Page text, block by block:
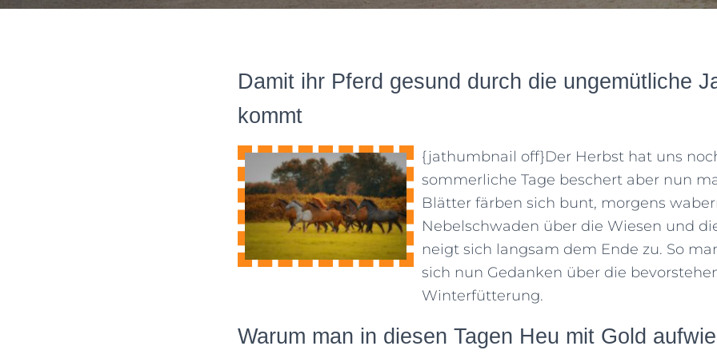
Damit ihr Pferd gesund durch die ungemütliche
kommt
{jathumbnail off}Der Herbst hat uns
sommerliche Tage beschert aber nun
Blätter färben sich bunt, morgens
Nebelschwaden über die Wiesen und
neigt sich langsam dem Ende zu. So
sich nun Gedanken über die
Winterfütterung.
Warum man in diesen Tagen Heu mit Gold